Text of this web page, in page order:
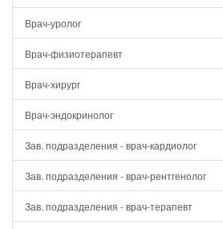
Врач-уролог
Врач-физиотерапевт
Врач-хирург
Врач-эндокринолог
Зав. подразделения - врач-кардиолог
Зав. подразделения - врач-рентгенолог
Зав. подразделения - врач-терапевт